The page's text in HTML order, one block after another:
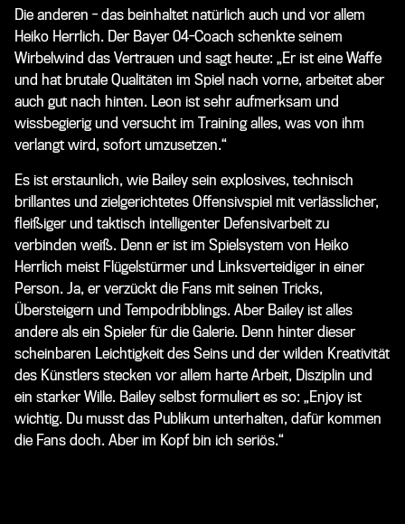
Die anderen - das beinhaltet natürlich auch und vor allem
Heiko Herrlich. Der Bayer 04-Coach schenkte seinem
Wirbelwind das Vertrauen und sagt heute: „Er ist eine Waffe
und hat brutale Qualitäten im Spiel nach vorne, arbeitet aber
auch gut nach hinten. Leon ist sehr aufmerksam und
wissbegierig und versucht im Training alles, was von ihm
verlangt wird, sofort umzusetzen.“
Es ist erstaunlich, wie Bailey sein explosives, technisch
brillantes und zielgerichtetes Offensivspiel mit verlässlicher,
fleißiger und taktisch intelligenter Defensivarbeit zu
verbinden weiß. Denn er ist im Spielsystem von Heiko
Herrlich meist Flügelstürmer und Linksverteidiger in einer
Person. Ja, er verzückt die Fans mit seinen Tricks,
Übersteigern und Tempodribblings. Aber Bailey ist alles
andere als ein Spieler für die Galerie. Denn hinter dieser
scheinbaren Leichtigkeit des Seins und der wilden Kreativität
des Künstlers stecken vor allem harte Arbeit, Disziplin und
ein starker Wille. Bailey selbst formuliert es so: „Enjoy ist
wichtig. Du musst das Publikum unterhalten, dafür kommen
die Fans doch. Aber im Kopf bin ich seriös.“